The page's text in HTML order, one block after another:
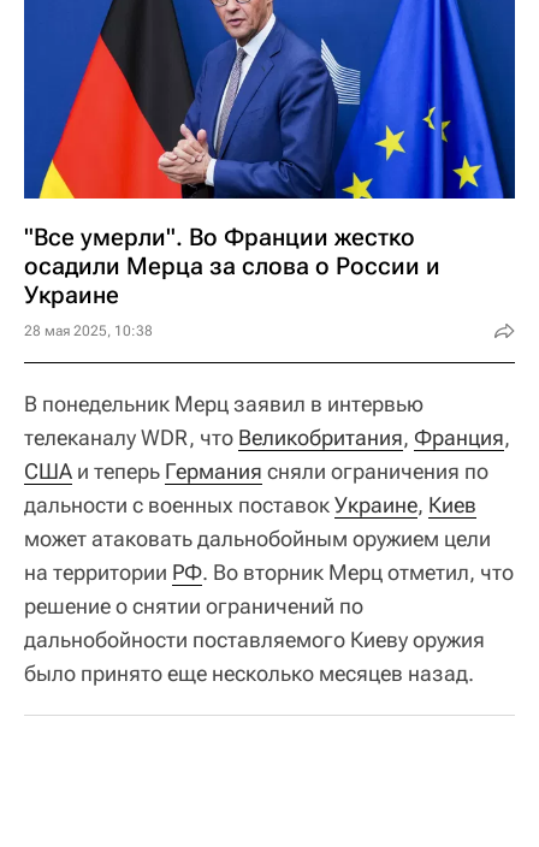
"Все умерли". Во Франции жестко
осадили Мерца за слова о России и
Украине
28 мая 2025, 10:38
В понедельник Мерц заявил в интервью
телеканалу WDR, что Великобритания, Франция,
США и теперь Германия сняли ограничения по
дальности с военных поставокУкраине, Киев
может атаковать дальнобойным оружием цели
на территории РФ. Во вторник Мерц отметил, что
решение о снятии ограничений по
дальнобойности поставляемого Киеву оружия
было принято еще несколько месяцев назад.